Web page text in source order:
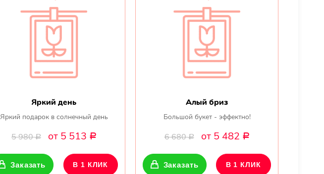
Яркий день
Яркий подарок в солнечный день
5 980Р от 5 513 Р
Заказать В 1 КЛИК
Алый бриз
Большой букет - эффектно!
6 680Р от 5 482 Р
Заказать В 1 КЛИК